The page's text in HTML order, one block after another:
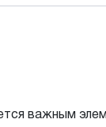
важным